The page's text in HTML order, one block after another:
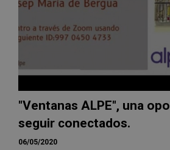
"Ventanas ALPE", una
seguir conectados.
06/05/2020